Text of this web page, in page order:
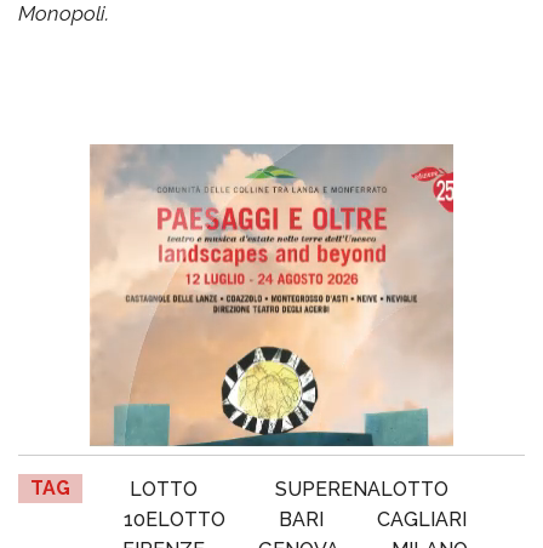
Monopoli.
TAG LOTTO
SUPERENALOTTO
10ELOTTO
BARI
CAGLIARI